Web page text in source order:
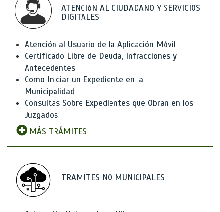
ATENCIóN AL CIUDADANO Y SERVICIOS
DIGITALES
Atención al Usuario de la Aplicación Móvil
Certificado Libre de Deuda, Infracciones y
Antecedentes
Como Iniciar un Expediente en la
Municipalidad
Consultas Sobre Expedientes que Obran en los
Juzgados
MÁS TRÁMITES
TRAMITES NO MUNICIPALES